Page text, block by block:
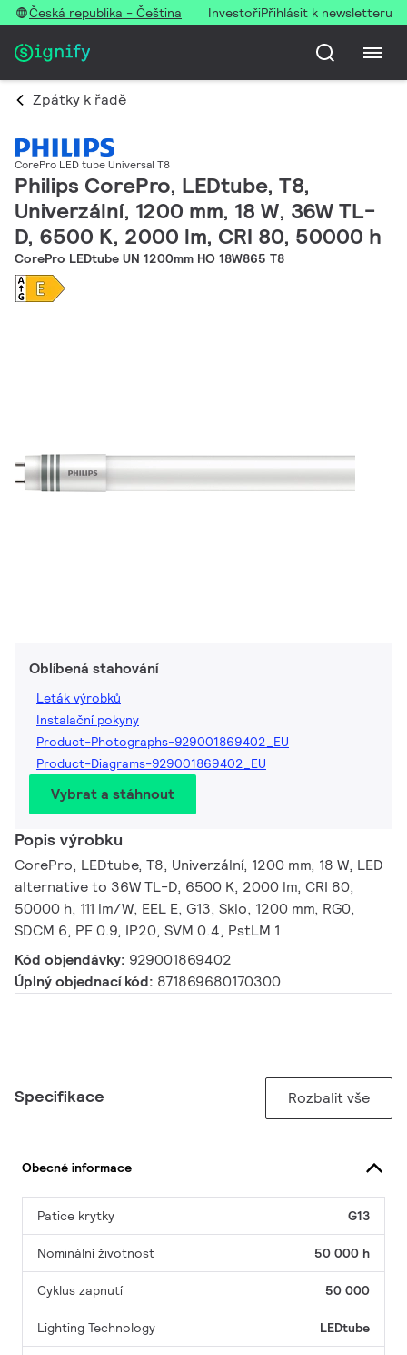
Česká republika - Čeština InvestořiPřihlásit k newsletteru
Zpátky k řadě
CorePro LED tube Universal T8
Philips CorePro, LEDtube, T8,
Univerzální, 1200 mm, 18 W, 36W TL-
D, 6500 K, 2000 lm, CRI 80, 50000 h
CorePro LEDtube UN 1200mm HO 18W865 T8
Oblíbená stahování
Leták výrobků
Instalační pokyny
Product-Photographs-929001869402_EU
Product-Diagrams-929001869402_EU
Vybrat a stáhnout
Popis výrobku
CorePro, LEDtube, T8, Univerzální, 1200 mm, 18 W, LED
alternative to 36W TL-D, 6500 K, 2000 lm, CRI 80,
50000 h, 111 lm/W, EEL E, G13, Sklo, 1200 mm, RG0,
SDCM 6, PF 0.9, IP20, SVM 0.4, PstLM 1
Kód objendávky: 929001869402
Úplný objednací kód: 871869680170300
Specifikace Rozbalit vše
Obecné informace
Patice krytky G13
Nominální životnost 50 000 h
Cyklus zapnutí 50 000
Lighting Technology LEDtube